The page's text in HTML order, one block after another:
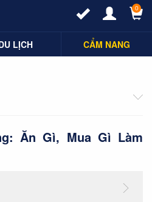
0
LỊCH CẨM NANG
Ăn Gì, Mua Gì Làm